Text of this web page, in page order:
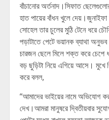
বাঁচানোর অর্তনাদ।সিফাত
হাত পায়ের বাঁধন খুলে দেয়।জুনাইফা
সোহেল তার চুলের মুঠি টেনে ধরে
পড়াটাতে পেটে ভয়ানক ব্যাথা
চারজন ছেলে মিলে শক্ত করে চেপে
বড় ছুড়িটা নিয়ে এগিয়ে আসে। মুখে
করে বলল,
“আমাদের ভাইয়ের নামে অভিযোগ
দেখ।আমরা মানুষরে দ্বিতীয়বার